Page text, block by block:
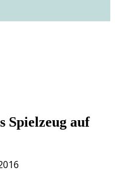
Spielzeug auf